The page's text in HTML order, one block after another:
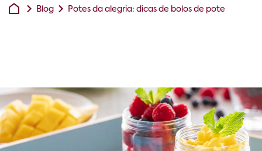
Blog Potes da alegria: dicas de bolos de pote